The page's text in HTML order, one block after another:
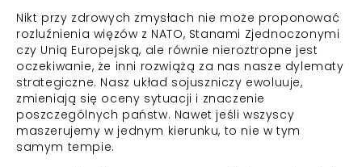
Nikt przy zdrowych zmysłach nie może proponować
rozluźnienia więzów z NATO, Stanami Zjednoczonymi
czy Unią Europejską, ale równie nieroztropne jest
oczekiwanie, że inni rozwiążą za nas nasze dylematy
strategiczne. Nasz układ sojuszniczy ewoluuje,
zmieniają się oceny sytuacji i znaczenie
poszczególnych państw. Nawet jeśli wszyscy
maszerujemy w jednym kierunku, to nie w tym
samym tempie.